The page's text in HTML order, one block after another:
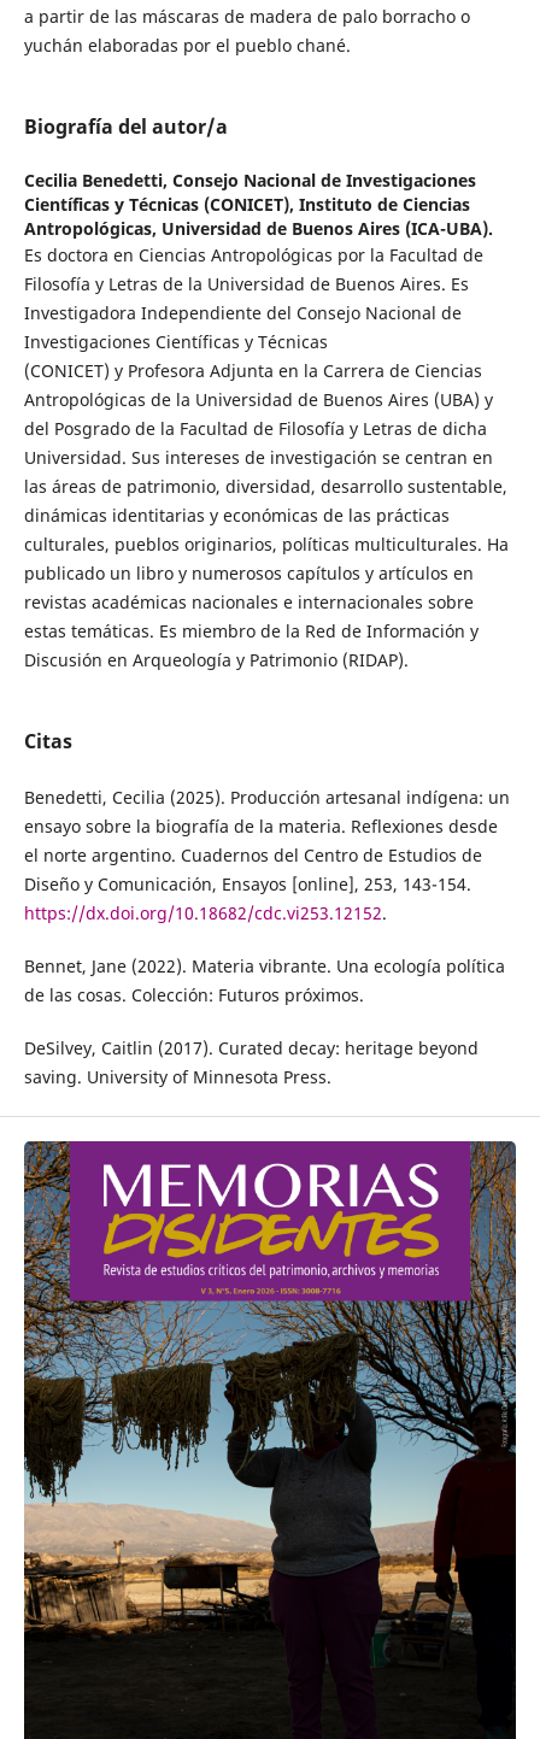
a partir de las máscaras de madera de palo borracho o
yuchán elaboradas por el pueblo chané.
Biografía del autor/a
Cecilia Benedetti, Consejo Nacional de Investigaciones
Científicas y Técnicas (CONICET), Instituto de Ciencias
Antropológicas, Universidad de Buenos Aires (ICA-UBA).
Es doctora en Ciencias Antropológicas por la Facultad de
Filosofía y Letras de la Universidad de Buenos Aires. Es
Investigadora Independiente del Consejo Nacional de
Investigaciones Científicas y Técnicas
(CONICET) y Profesora Adjunta en la Carrera de Ciencias
Antropológicas de la Universidad de Buenos Aires (UBA) y
del Posgrado de la Facultad de Filosofía y Letras de dicha
Universidad. Sus intereses de investigación se centran en
las áreas de patrimonio, diversidad, desarrollo sustentable,
dinámicas identitarias y económicas de las prácticas
culturales, pueblos originarios, políticas multiculturales. Ha
publicado un libro y numerosos capítulos y artículos en
revistas académicas nacionales e internacionales sobre
estas temáticas. Es miembro de la Red de Información y
Discusión en Arqueología y Patrimonio (RIDAP).
Citas
Benedetti, Cecilia (2025). Producción artesanal indígena: un
ensayo sobre la biografía de la materia. Reflexiones desde
el norte argentino. Cuadernos del Centro de Estudios de
Diseño y Comunicación, Ensayos [online], 253, 143-154.
https://dx.doi.org/10.18682/cdc.vi253.12152.
Bennet, Jane (2022). Materia vibrante. Una ecología política
de las cosas. Colección: Futuros próximos.
DeSilvey, Caitlin (2017). Curated decay: heritage beyond
saving. University of Minnesota Press.